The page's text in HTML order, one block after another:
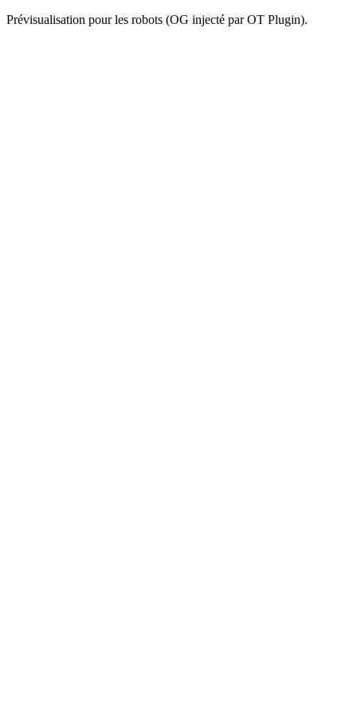
Prévisualisation pour les robots (OG injecté par OT Plugin).